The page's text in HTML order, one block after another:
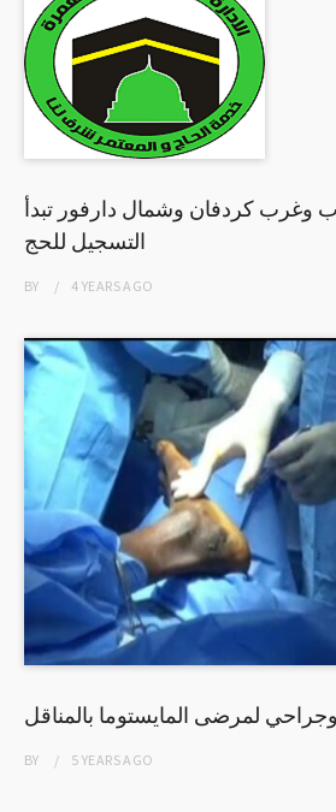
وغرب كردفان وشمال دارفور تبدأ
التسجيل للحج
BY 4 YEARSAGO
لمرضى المايستوما بالمناقل
BY 5 YEARSAGO